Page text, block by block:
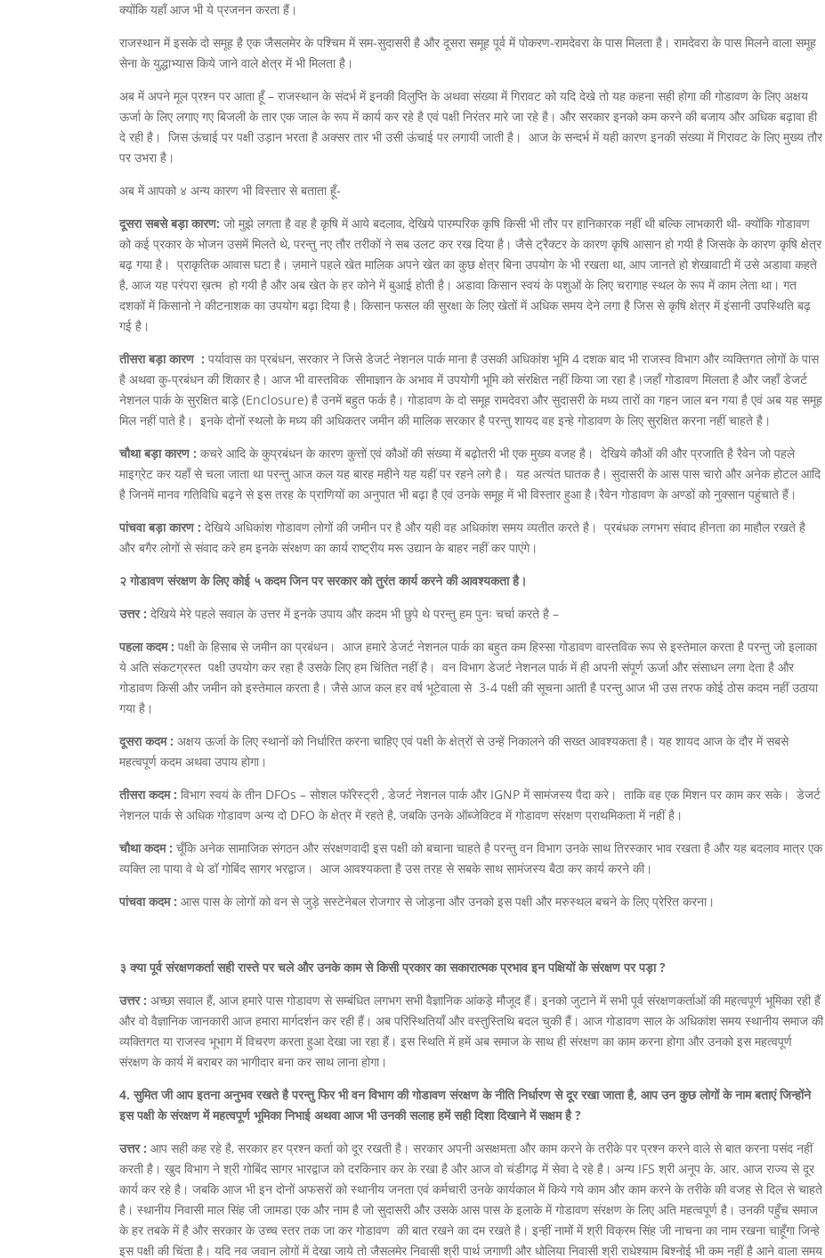
क्योंकि यहाँ आज भी ये प्रजनन करता हैं।
राजस्थान में इसके दो समूह है एक जैसलमेर के पश्चिम में सम-सुदासरी है और दूसरा समूह पूर्व में पोकरण-रामदेवरा के पास मिलता है। रामदेवरा के पास मिलने वाला समूह
सेना के युद्धाभ्यास किये जाने वाले क्षेत्र में भी मिलता है।
अब में अपने मूल प्रश्न पर आता हूँ – राजस्थान के संदर्भ में इनकी विलुप्ति के अथवा संख्या में गिरावट को यदि देखे तो यह कहना सही होगा की गोडावण के लिए अक्षय
ऊर्जा के लिए लगाए गए बिजली के तार एक जाल के रूप में कार्य कर रहे है एवं पक्षी निरंतर मारे जा रहे है। और सरकार इनको कम करने की बजाय और अधिक बढ़ावा ही
दे रही है। जिस ऊंचाई पर पक्षी उड़ान भरता है अक्सर तार भी उसी ऊंचाई पर लगायी जाती है। आज के सन्दर्भ में यही कारण इनकी संख्या में गिरावट के लिए मुख्य तौर
पर उभरा है।
अब में आपको ४ अन्य कारण भी विस्तार से बताता हूँ-
दूसरा सबसे बड़ा कारण:जो मुझे लगता है वह है कृषि में आये बदलाव, देखिये पारम्परिक कृषि किसी भी तौर पर हानिकारक नहीं थी बल्कि लाभकारी थी- क्योंकि गोडावण
को कई प्रकार के भोजन उसमें मिलते थे, परन्तु नए तौर तरीकों ने सब उलट कर रख दिया है। जैसे ट्रैक्टर के कारण कृषि आसान हो गयी है जिसके के कारण कृषि क्षेत्र
बढ़ गया है। प्राकृतिक आवास घटा है। ज़माने पहले खेत मालिक अपने खेत का कुछ क्षेत्र बिना उपयोग के भी रखता था, आप जानते हो शेखावाटी में उसे अडावा कहते
है, आज यह परंपरा ख़त्म हो गयी है और अब खेत के हर कोने में बुआई होती है। अडावा किसान स्वयं के पशुओं के लिए चरागाह स्थल के रूप में काम लेता था। गत
दशकों में किसानो ने कीटनाशक का उपयोग बढ़ा दिया है। किसान फसल की सुरक्षा के लिए खेतों में अधिक समय देने लगा है जिस से कृषि क्षेत्र में इंसानी उपस्थिति बढ़
गई है।
तीसरा बड़ा कारण :पर्यावास का प्रबंधन, सरकार ने जिसे डेजर्ट नेशनल पार्क माना है उसकी अधिकांश भूमि 4 दशक बाद भी राजस्व विभाग और व्यक्तिगत लोगों के पास
है अथवा कु-प्रबंधन की शिकार है। आज भी वास्तविक सीमाज्ञान के अभाव में उपयोगी भूमि को संरक्षित नहीं किया जा रहा है।जहाँ गोडावण मिलता है और जहाँ डेजर्ट
नेशनल पार्क के सुरक्षित बाड़े (Enclosure) है उनमें बहुत फर्क है। गोडावण के दो समूह रामदेवरा और सुदासरी के मध्य तारों का गहन जाल बन गया है एवं अब यह समूह
मिल नहीं पाते है। इनके दोनों स्थलो के मध्य की अधिकतर जमीन की मालिक सरकार है परन्तु शायद वह इन्हे गोडावण के लिए सुरक्षित करना नहीं चाहते है।
चौथा बड़ा कारण : कचरे आदि के कुप्रबंधन के कारण कुत्तों एवं कौओं की संख्या में बढ़ोतरी भी एक मुख्य वजह है। देखिये कौओं की और प्रजाति है रैवेन जो पहले
माइग्रेट कर यहाँ से चला जाता था परन्तु आज कल यह बारह महीने यह यहीं पर रहने लगे है। यह अत्यंत घातक है। सुदासरी के आस पास चारो और अनेक होटल आदि
है जिनमें मानव गतिविधि बढ़ने से इस तरह के प्राणियों का अनुपात भी बढ़ा है एवं उनके समूह में भी विस्तार हुआ है।रैवेन गोडावण के अण्डों को नुक्सान पहुंचाते हैं।
पांचवा बड़ा कारण :देखिये अधिकांश गोडावण लोगों की जमीन पर है और यही वह अधिकांश समय व्यतीत करते है। प्रबंधक लगभग संवाद हीनता का माहौल रखते है
और बगैर लोगों से संवाद करे हम इनके संरक्षण का कार्य राष्ट्रीय मरू उद्यान के बाहर नहीं कर पाएंगे।
२ गोडावण संरक्षण के लिए कोई ५ कदम जिन पर सरकार को तुरंत कार्य करने की आवश्यकता है।
उत्तर : देखिये मेरे पहले सवाल के उत्तर में इनके उपाय और कदम भी छुपे थे परन्तु हम पुनः चर्चा करते है –
पहला कदम :पक्षी के हिसाब से जमीन का प्रबंधन। आज हमारे डेजर्ट नेशनल पार्क का बहुत कम हिस्सा गोडावण वास्तविक रूप से इस्तेमाल करता है परन्तु जो इलाका
ये अति संकटग्रस्त पक्षी उपयोग कर रहा है उसके लिए हम चिंतित नहीं है। वन विभाग डेजर्ट नेशनल पार्क में ही अपनी संपूर्ण ऊर्जा और संसाधन लगा देता है और
गोडावण किसी और जमीन को इस्तेमाल करता है। जैसे आज कल हर वर्ष भूटेवाला से 3-4 पक्षी की सूचना आती है परन्तु आज भी उस तरफ कोई ठोस कदम नहीं उठाया
गया है।
दूसरा कदम :अक्षय ऊर्जा के लिए स्थानों को निर्धारित करना चाहिए एवं पक्षी के क्षेत्रों से उन्हें निकालने की सख्त आवश्यकता है। यह शायद आज के दौर में सबसे
महत्वपूर्ण कदम अथवा उपाय होगा।
तीसरा कदम :विभाग स्वयं के तीन DFOs – सोशल फॉरेस्ट्री , डेजर्ट नेशनल पार्क और IGNP में सामंजस्य पैदा करे। ताकि वह एक मिशन पर काम कर सके। डेजर्ट
नेशनल पार्क से अधिक गोडावण अन्य दो DFO के क्षेत्र में रहते है, जबकि उनके ऑब्जेक्टिव में गोडावण संरक्षण प्राथमिकता में नहीं है।
चौथा कदम : चूँकि अनेक सामाजिक संगठन और संरक्षणवादी इस पक्षी को बचाना चाहते है परन्तु वन विभाग उनके साथ तिरस्कार भाव रखता है और यह बदलाव मात्र एक
व्यक्ति ला पाया वे थे डॉ गोबिंद सागर भरद्वाज। आज आवश्यकता है उस तरह से सबके साथ सामंजस्य बैठा कर कार्य करने की।
पांचवा कदम :आस पास के लोगों को वन से जुड़े सस्टेनेबल रोजगार से जोड़ना और उनको इस पक्षी और मरुस्थल बचने के लिए प्रेरित करना।
३ क्या पूर्व संरक्षणकर्ता सही रास्ते पर चले और उनके काम से किसी प्रकार का सकारात्मक प्रभाव इन पक्षियों के संरक्षण पर पड़ा ?
उत्तर : अच्छा सवाल हैं, आज हमारे पास गोडावण से सम्बंधित लगभग सभी वैज्ञानिक आंकड़े मौजूद हैं। इनको जुटाने में सभी पूर्व संरक्षणकर्ताओं की महत्वपूर्ण भूमिका रही हैं
और वो वैज्ञानिक जानकारी आज हमारा मार्गदर्शन कर रही हैं। अब परिस्थितियाँ और वस्तुस्तिथि बदल चुकी हैं। आज गोडावण साल के अधिकांश समय स्थानीय समाज की
व्यक्तिगत या राजस्व भूभाग में विचरण करता हुआ देखा जा रहा हैं। इस स्थिति में हमें अब समाज के साथ ही संरक्षण का काम करना होगा और उनको इस महत्वपूर्ण
संरक्षण के कार्य में बराबर का भागीदार बना कर साथ लाना होगा।
4. सुमित जी आप इतना अनुभव रखते है परन्तु फिर भी वन विभाग की गोडावण संरक्षण के नीति निर्धारण से दूर रखा जाता है, आप उन कुछ लोगों के नाम बताएं जिन्होंने
इस पक्षी के संरक्षण में महत्वपूर्ण भूमिका निभाई अथवा आज भी उनकी सलाह हमें सही दिशा दिखाने में सक्षम है ?
उत्तर : आप सही कह रहे है, सरकार हर प्रश्न कर्ता को दूर रखती है। सरकार अपनी असक्षमता और काम करने के तरीके पर प्रश्न करने वाले से बात करना पसंद नहीं
करती है। खुद विभाग ने श्री गोबिंद सागर भारद्वाज को दरकिनार कर के रखा है और आज वो चंडीगढ़ में सेवा दे रहे है। अन्य IFS श्री अनूप के. आर. आज राज्य से दूर
कार्य कर रहे है। जबकि आज भी इन दोनों अफसरों को स्थानीय जनता एवं कर्मचारी उनके कार्यकाल में किये गये काम और काम करने के तरीके की वजह से दिल से चाहते
है। स्थानीय निवासी माल सिंह जी जामडा एक और नाम है जो सुदासरी और उसके आस पास के इलाके में गोडावण संरक्षण के लिए अति महत्वपूर्ण है। उनकी पहुँच समाज
के हर तबके में है और सरकार के उच्च स्तर तक जा कर गोडावण की बात रखने का दम रखते है। इन्हीं नामों में श्री विक्रम सिंह जी नाचना का नाम रखना चाहूँगा जिन्हे
इस पक्षी की चिंता है। यदि नव जवान लोगों में देखा जाये तो जैसलमेर निवासी श्री पार्थ जगाणी और धोलिया निवासी श्री राधेश्याम बिश्नोई भी कम नहीं है आने वाला समय